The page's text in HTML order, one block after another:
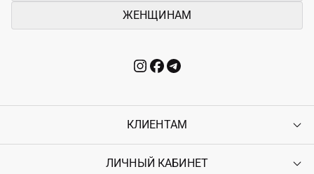
ЖЕНЩИНАМ
КЛИЕНТАМ
Контакты
ЛИЧНЫЙ КАБИНЕТ